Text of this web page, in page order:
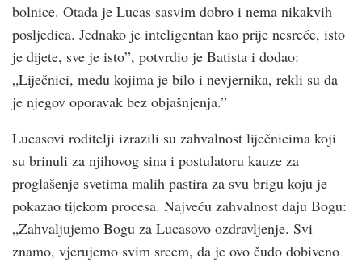
bolnice. Otada je Lucas sasvim dobro i nema nikakvih
posljedica. Jednako je inteligentan kao prije nesreće, isto
je dijete, sve je isto”, potvrdio je Batista i dodao:
„Liječnici, među kojima je bilo i nevjernika, rekli su da
je njegov oporavak bez objašnjenja.”
Lucasovi roditelji izrazili su zahvalnost liječnicima koji
su brinuli za njihovog sina i postulatoru kauze za
proglašenje svetima malih pastira za svu brigu koju je
pokazao tijekom procesa. Najveću zahvalnost daju Bogu:
„Zahvaljujemo Bogu za Lucasovo ozdravljenje. Svi
znamo, vjerujemo svim srcem, da je ovo čudo dobiveno